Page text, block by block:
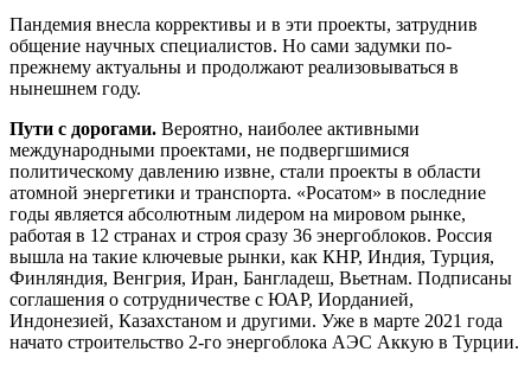
Пандемия внесла коррективы и в эти проекты, затруднив
общение научных специалистов. Но сами задумки по-
прежнему актуальны и продолжают реализовываться в
нынешнем году.
Пути с дорогами. Вероятно, наиболее активными
международными проектами, не подвергшимися
политическому давлению извне, стали проекты в области
атомной энергетики и транспорта. «Росатом» в последние
годы является абсолютным лидером на мировом рынке,
работая в 12 странах и строя сразу 36 энергоблоков. Россия
вышла на такие ключевые рынки, как КНР, Индия, Турция,
Финляндия, Венгрия, Иран, Бангладеш, Вьетнам. Подписаны
соглашения о сотрудничестве с ЮАР, Иорданией,
Индонезией, Казахстаном и другими. Уже в марте 2021 года
начато строительство 2-го энергоблока АЭС Аккую в Турции.